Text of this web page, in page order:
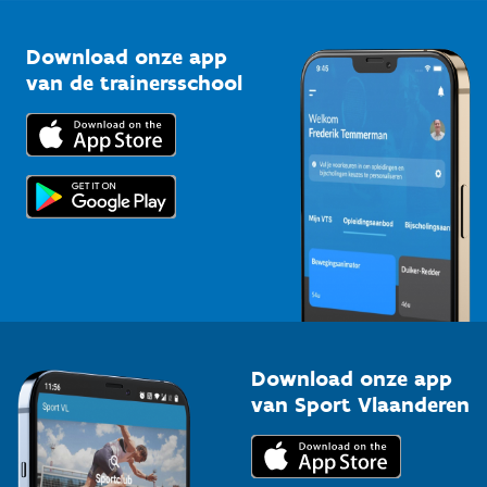
Bedrijven
Trainers en begeleiders
Topsporters
Vlaamse Trainersschool
Kennisplatform
Downloads
Voor de pers
Download onze app
van de trainersschool
Download onze app
van Sport Vlaanderen